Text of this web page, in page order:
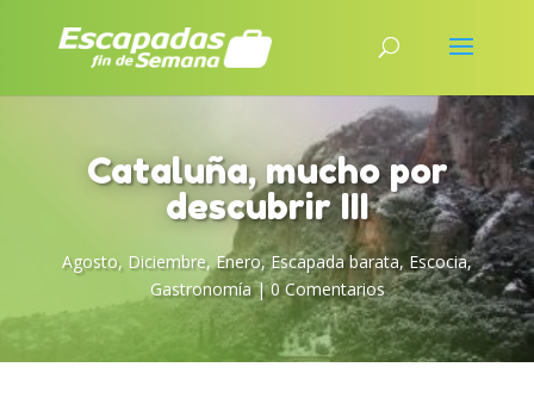
Cataluña, mucho por
descubrir III
Agosto, Diciembre,Enero,Escapada barata, Escocia,
Gastronomía|0 Comentarios